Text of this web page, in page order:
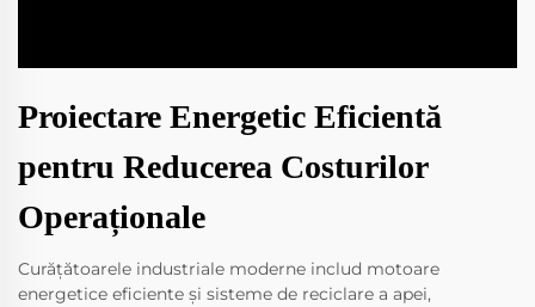
Proiectare Energetic Eficientă
pentru Reducerea Costurilor
Operaționale
Curățătoarele industriale moderne includ motoare
energetice eficiente și sisteme de reciclare a apei,